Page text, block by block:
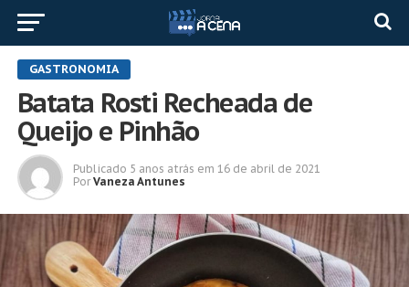
GASTRONOMIA
Batata Rosti Recheada de
Queijo e Pinhão
Publicado 5 anos atrás em 16 de abril de 2021
Por Vaneza Antunes